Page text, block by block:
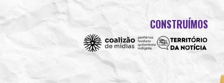
CONSTRUÍMOS